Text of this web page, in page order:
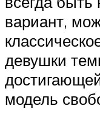
вариант,
девушки
модель